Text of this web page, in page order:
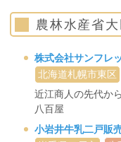
農林水産省
株式会社サンフレ
北海道札幌市東区
近江商人の先代か
八百屋
小岩井牛乳二戸販